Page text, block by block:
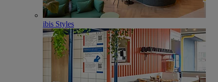
ibis Styles